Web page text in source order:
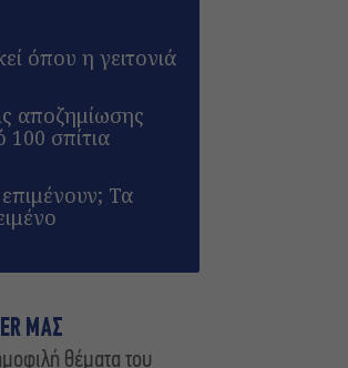
όπου η γειτονιά
αποζημίωσης
σπίτια
Τα
ΜΑΣ
θέματα του